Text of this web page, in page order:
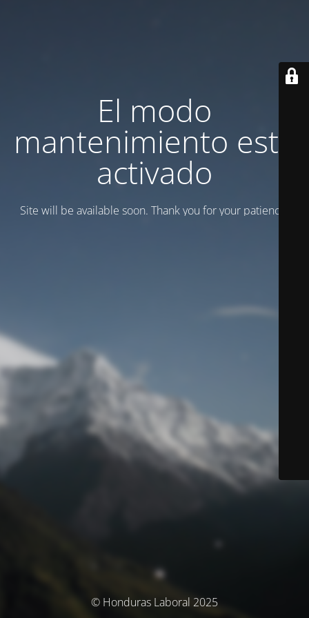
El modo
mantenimiento está
activado
Site will be available soon. Thank you for your patience!
© Honduras Laboral 2025